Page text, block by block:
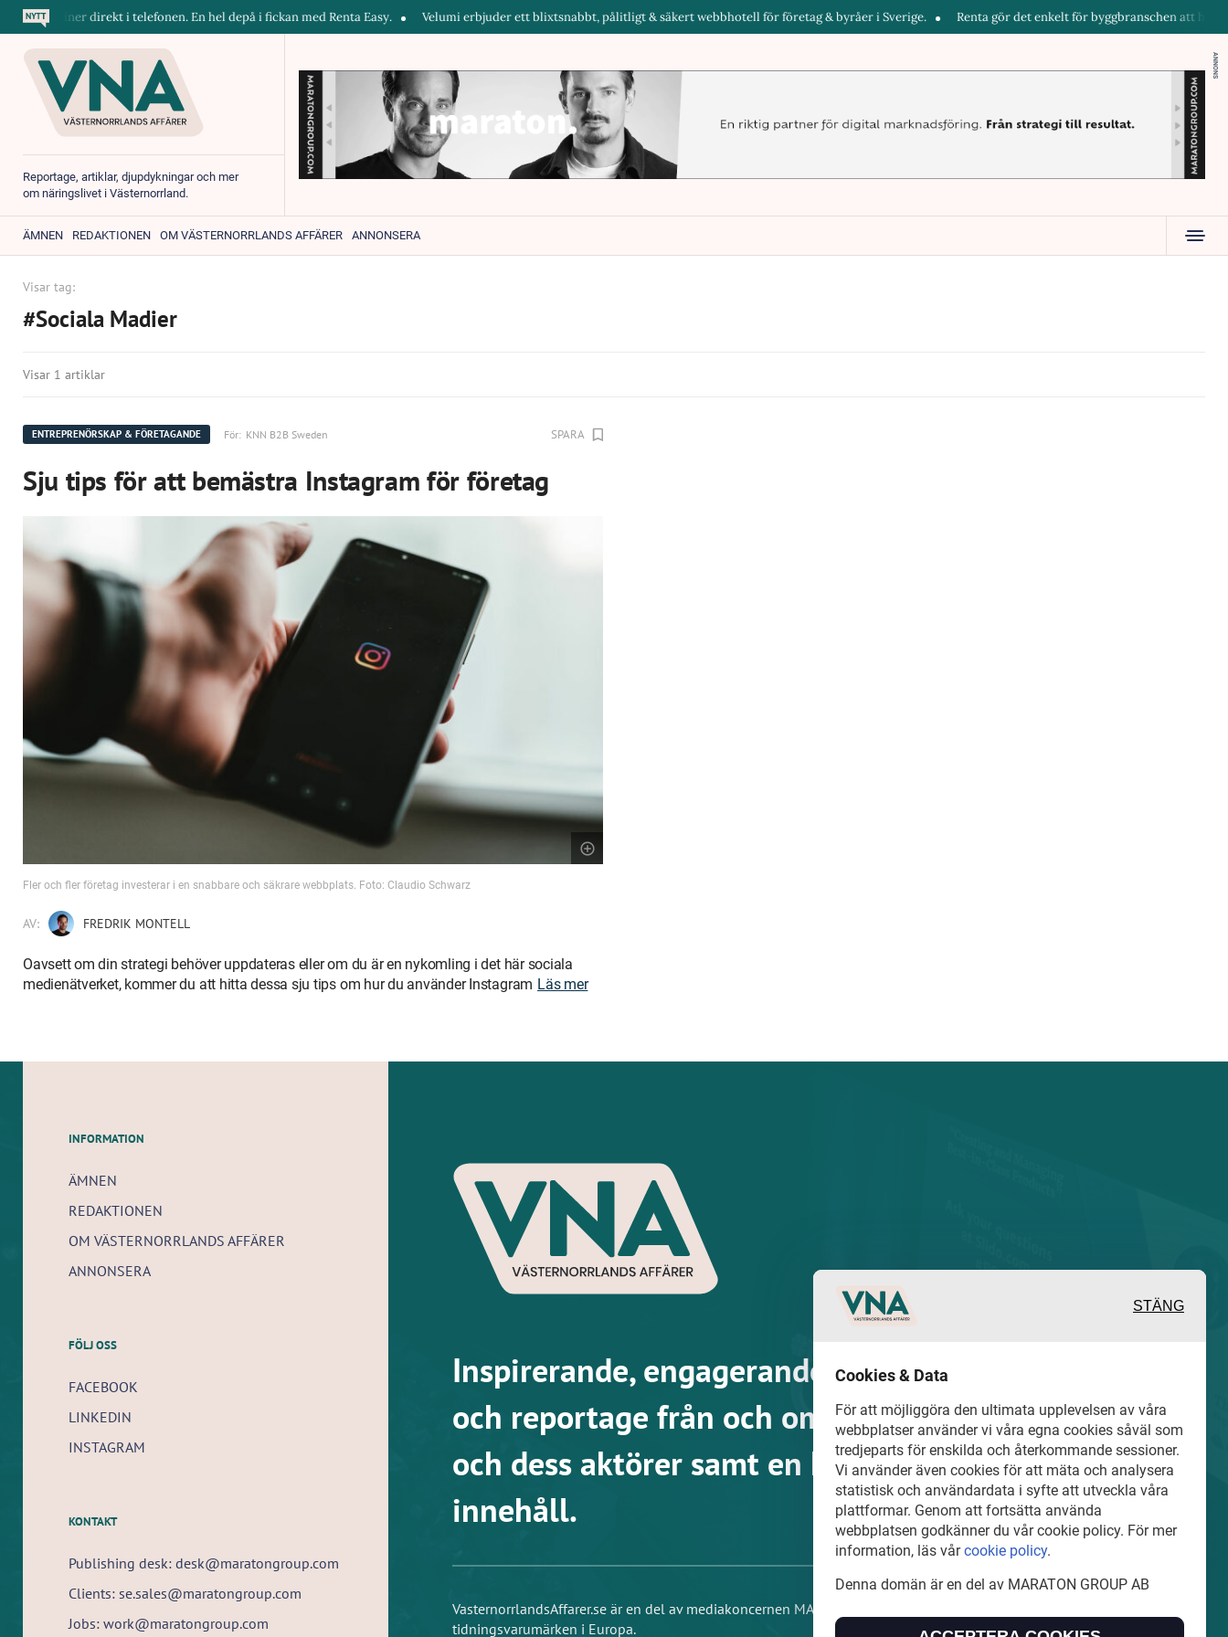
direkt i telefonen. En hel depå i fickan med Renta Easy. Velumi erbjuder ett blixtsnabbt, pålitligt & säkert webbhotell för företag & byråer i Sverige. Renta gör det enkelt för byggbranschen att hyra
Reportage, artiklar, djupdykningar och mer
om näringslivet i Västernorrland.
ANNONS
ÄMNEN REDAKTIONEN OM VÄSTERNORRLANDS AFFÄRER ANNONSERA
Visar tag:
#Sociala Madier
Visar 1 artiklar
ENTREPRENÖRSKAP & FÖRETAGANDE För: KNN B2B Sweden SPARA
Sju tips för att bemästra Instagram för företag
Fler och fler företag investerar i en snabbare och säkrare webbplats. Foto: Claudio Schwarz
AV: FREDRIK MONTELL
Oavsett om din strategi behöver uppdateras eller om du är en nykomling i det här sociala
medienätverket, kommer du att hitta dessa sju tips om hur du använder Instagram Läs mer
INFORMATION
ÄMNEN
REDAKTIONEN
OM VÄSTERNORRLANDS AFFÄRER
ANNONSERA
FÖLJ OSS
FACEBOOK
LINKEDIN
INSTAGRAM
KONTAKT
Publishing desk: desk@maratongroup.com
Clients: se.sales@maratongroup.com
Jobs: work@maratongroup.com
Inspirerande, engagerande och värdefulla berättelser
och reportage från och om det lokala näringslivet
och dess aktörer samt en hel del annan läsvärt
innehåll.
VasternorrlandsAffarer.se är en del av mediakoncernen MARATON GROUP AB som äger och förvaltar digitala
tidningsvarumärken i Europa.
STÄNG
Cookies & Data
För att möjliggöra den ultimata upplevelsen av våra
webbplatser använder vi våra egna cookies såväl som
tredjeparts för enskilda och återkommande sessioner.
Vi använder även cookies för att mäta och analysera
statistisk och användardata i syfte att utveckla våra
plattformar. Genom att fortsätta använda
webbplatsen godkänner du vår cookie policy. För mer
information, läs vårcookie policy.
Denna domän är en del av MARATON GROUP AB